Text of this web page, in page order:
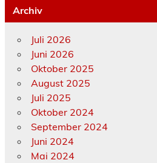
Archiv
Juli 2026
Juni 2026
Oktober 2025
August 2025
Juli 2025
Oktober 2024
September 2024
Juni 2024
Mai 2024